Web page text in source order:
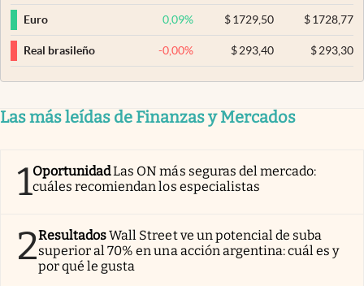
Euro 0,09% $ 1729,50 $1728,77
Real brasileño -0,00% $ 293,40 $293,30
Las más leídas de Finanzas y Mercados
1OportunidadLas ON más seguras del mercado:
cuáles recomiendan los especialistas
2ResultadosWall Street ve un potencial de suba
superior al 70% en una acción argentina: cuál es y
por qué le gusta